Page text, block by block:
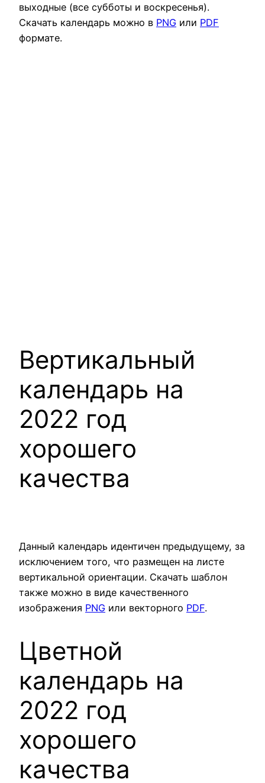
выходные (все субботы и воскресенья).
Скачать календарь можно в PNG или PDF
формате.
Вертикальный
календарь на
2022 год
хорошего
качества
Данный календарь идентичен предыдущему, за
исключением того, что размещен на листе
вертикальной ориентации. Скачать шаблон
также можно в виде качественного
изображения PNG или векторного PDF.
Цветной
календарь на
2022 год
хорошего
качества